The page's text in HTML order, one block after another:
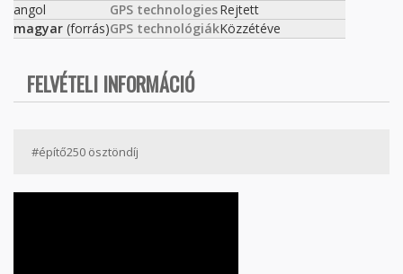
angol
GPS technologiesRejtett
magyar (forrás)GPS technológiákKözzétéve
FELVÉTELI INFORMÁCIÓ
#építő250 ösztöndíj